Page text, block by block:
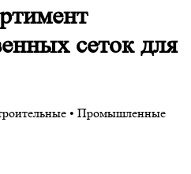
сеток для
• Промышленные